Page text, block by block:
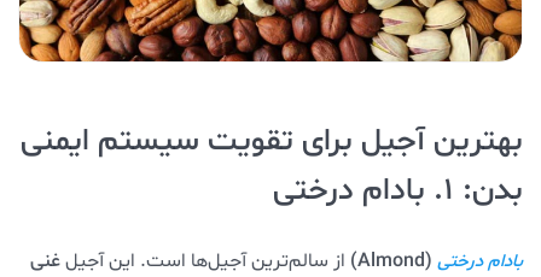
بهترین آجیل برای تقویت سیستم ایمنی
بدن: 1. بادام درختی
بادام درختی (Almond) از سالم‌ترین آجیل‌ها است. این آجیلغنی